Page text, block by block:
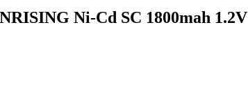
Ni-Cd SC 1800mah